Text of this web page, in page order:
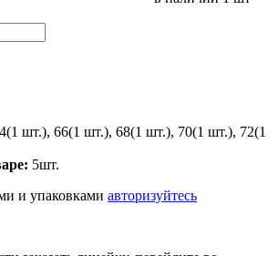
шт.), 66(1 шт.), 68(1 шт.), 70(1 шт.), 72(1
5шт.
и упаковками авторизуйтесь